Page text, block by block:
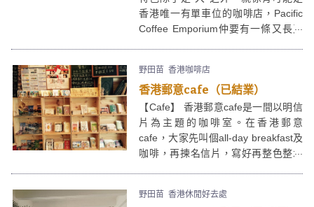
香港唯一有單車位的咖啡店，Pacific
Coffee Emporium仲要有一條又長又
friendly，但究竟會有幾多人會踩住單
車喺銅鑼灣出現呢？呢個先係重點...
野田苗 香港咖啡店
香港郵意cafe（已結業）
【Cafe】 香港郵意cafe是一間以明信
片為主題的咖啡室。在香港郵意
cafe，大家先叫個all-day breakfast及
咖啡，再揀名信片，寫好再整色整水
來，你的摯愛親朋(或者你自己)，就
野田苗 香港休閒好去處